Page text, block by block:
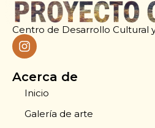
Centro de Desarrollo Cultural
Acerca de
Inicio
Galería de arte